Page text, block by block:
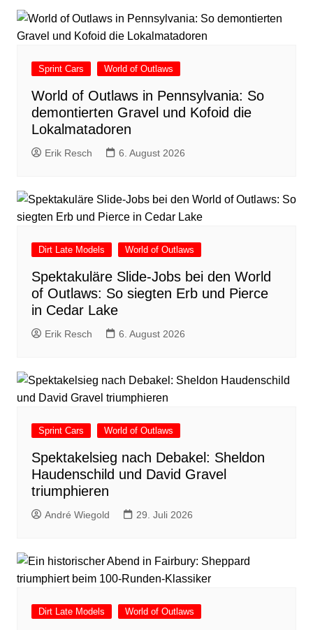
Sprint Cars World of Outlaws
World of Outlaws in Pennsylvania: So
demontierten Gravel und Kofoid die
Lokalmatadoren
Erik Resch 6. August 2026
Dirt Late Models World of Outlaws
Spektakuläre Slide-Jobs bei den World
of Outlaws: So siegten Erb und Pierce
in Cedar Lake
Erik Resch 6. August 2026
Sprint Cars World of Outlaws
Spektakelsieg nach Debakel: Sheldon
Haudenschild und David Gravel
triumphieren
André Wiegold 29. Juli 2026
Dirt Late Models World of Outlaws